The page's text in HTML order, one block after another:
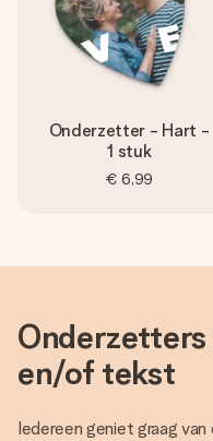
Onderzetter - Hart -
1 stuk
€ 6,99
en/of tekst
Iedereen geniet graag